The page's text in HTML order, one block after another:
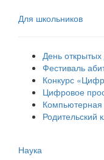
Для школьников
День
Фестиваль
Конкурс
Цифровое
Родительский
Наука